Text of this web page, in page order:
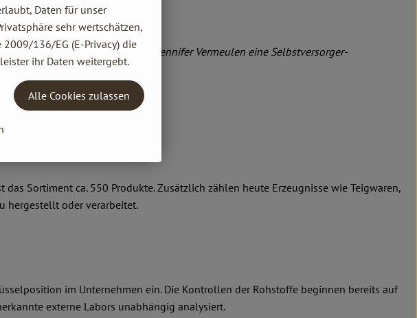
Joseph Wilhelm und Jennifer Vermeulen eine Selbstversorger-
mit 300 Mitarbeitern entwickelt.
herzustellen.
Sortiment ca. 550 Produkte. Zusätzlich zählen heute Erzeugnisse wie Teigwaren,
hergestellt oder verarbeitet.
im Unternehmen ein. Die Kontrollen der Rohstoffe beginnen bereits auf
externe Labors unabhängig analysiert.
Daten für unser
sehr wertschätzen,
136/EG (E-Privacy) die
ihr Daten weitergebt.
Alle Cookies zulassen